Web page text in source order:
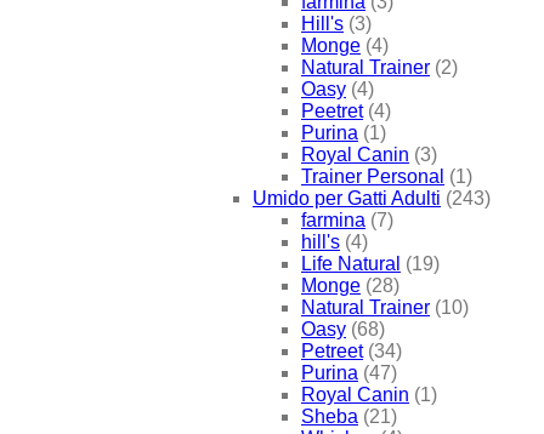
Hill's (3)
Monge (4)
Natural Trainer (2)
Oasy (4)
Peetret (4)
Purina (1)
Royal Canin (3)
Trainer Personal (1)
Umido per Gatti Adulti (243)
farmina (7)
hill's (4)
Life Natural (19)
Monge (28)
Natural Trainer (10)
Oasy (68)
Petreet (34)
Purina (47)
Royal Canin (1)
Sheba (21)